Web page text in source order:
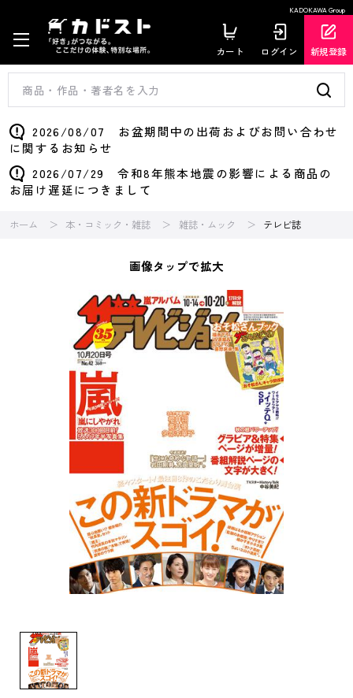
KADOKAWA Group
カート ログイン 新規登録
2026/08/07 お盆期間中の出荷およびお問い合わせ
に関するお知らせ
2026/07/29 令和8年熊本地震の影響による商品の
お届け遅延につきまして
ホーム 本・コミック・雑誌 雑誌・ムック テレビ誌
画像タップで拡大